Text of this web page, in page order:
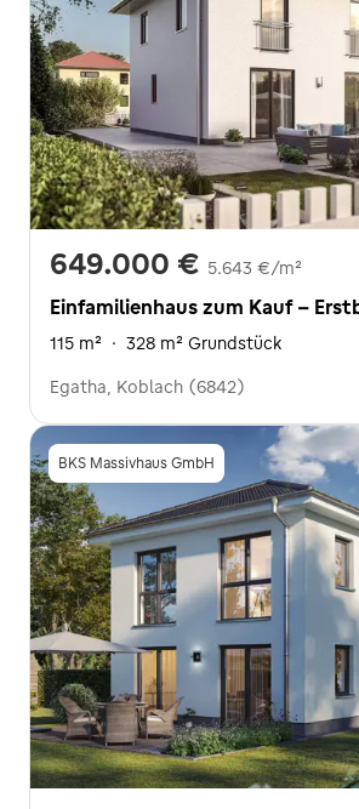
649.000 € 5.643 €/m²
Einfamilienhaus zum Kauf -
115 m² · 328 m² Grundstück
Egatha, Koblach (6842)
BKS Massivhaus GmbH